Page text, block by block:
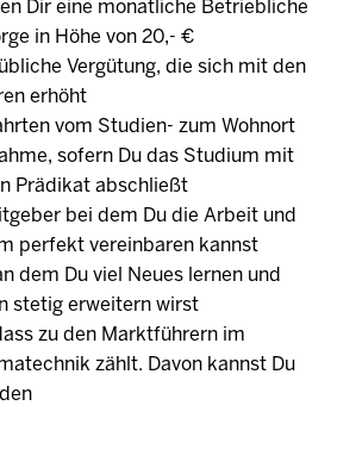
Dir eine monatliche Betriebliche
in Höhe von 20,- €
Vergütung, die sich mit den
erhöht
vom Studien- zum Wohnort
sofern Du das Studium mit
Prädikat abschließt
bei dem Du die Arbeit und
perfekt vereinbaren kannst
dem Du viel Neues lernen und
stetig erweitern wirst
zu den Marktführern im
zählt. Davon kannst Du